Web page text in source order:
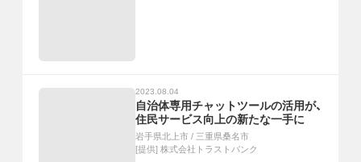
2023.08.04
自治体専用チャットツールの活用が、
住民サービス向上の新たな一手に
岩手県北上市 / 三重県桑名市
[提供] 株式会社トラストバンク